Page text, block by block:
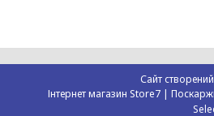
Сайт
Інтернет магазин Store7 |